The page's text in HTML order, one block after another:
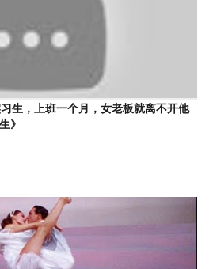
生，上班一个月，女老板就离不开他
》